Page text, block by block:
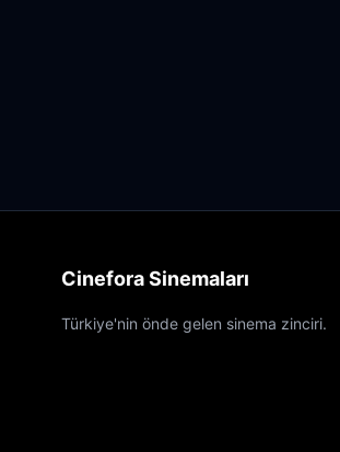
Cinefora Sinemaları
Türkiye'nin önde gelen sinema zinciri.